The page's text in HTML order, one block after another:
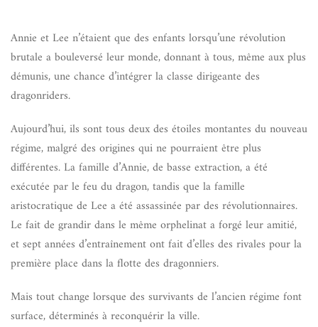
Annie et Lee n’étaient que des enfants lorsqu’une révolution
brutale a bouleversé leur monde, donnant à tous, même aux plus
démunis, une chance d’intégrer la classe dirigeante des
dragonriders.
Aujourd’hui, ils sont tous deux des étoiles montantes du nouveau
régime, malgré des origines qui ne pourraient être plus
différentes. La famille d’Annie, de basse extraction, a été
exécutée par le feu du dragon, tandis que la famille
aristocratique de Lee a été assassinée par des révolutionnaires.
Le fait de grandir dans le même orphelinat a forgé leur amitié,
et sept années d’entraînement ont fait d’elles des rivales pour la
première place dans la flotte des dragonniers.
Mais tout change lorsque des survivants de l’ancien régime font
surface, déterminés à reconquérir la ville.